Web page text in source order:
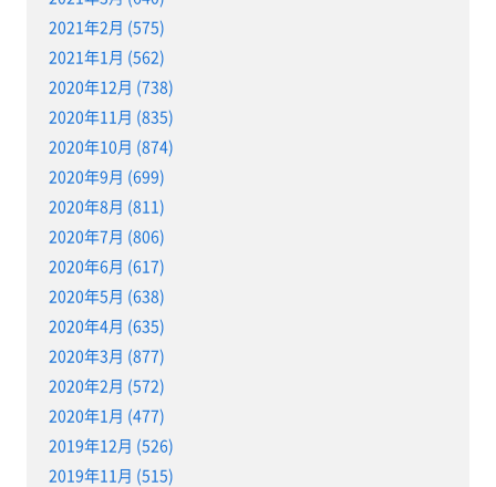
2021年2月 (575)
2021年1月 (562)
2020年12月 (738)
2020年11月 (835)
2020年10月 (874)
2020年9月 (699)
2020年8月 (811)
2020年7月 (806)
2020年6月 (617)
2020年5月 (638)
2020年4月 (635)
2020年3月 (877)
2020年2月 (572)
2020年1月 (477)
2019年12月 (526)
2019年11月 (515)